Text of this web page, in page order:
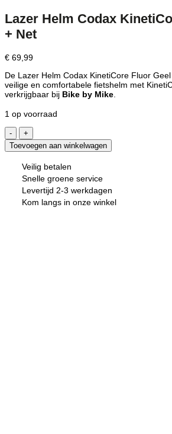
Lazer Helm Codax
+ Net
€ 69,99
De Lazer Helm Codax KinetiCore Fluor
veilige en comfortabele fietshelm met
verkrijgbaar bij Bike by Mike
1 op voorraad
Lazer
Helm
Codax
Fluor
Geel
+
Net
aantal
Toevoegen aan winkelwagen
Veilig betalen
Snelle groene service
Levertijd 2-3 werkdagen
Kom langs in onze winkel